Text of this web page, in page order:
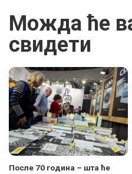
Можда ће
свидети
После 70 година – шта ће